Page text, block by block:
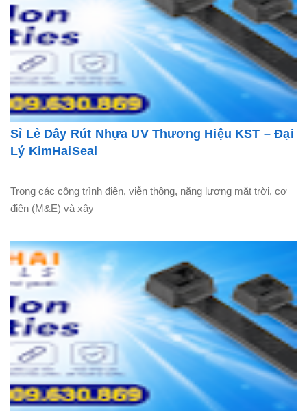
Sỉ Lẻ Dây Rút Nhựa UV Thương Hiệu KST – Đại
Lý KimHaiSeal
Trong các công trình điện, viễn thông, năng lượng mặt trời, cơ
điện (M&E) và xây